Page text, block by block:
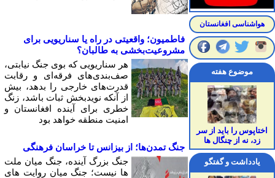
هواشناسی افغانستان
موضوع هفته
اختاپوس را باید از سر
زد، نه از چنگال ها
یادداشت و گفتگو
فاطمیون؛ واقعیتی در راه یا سناریویی برای
مشروعیت‌بخشی به طالبان؟
هر سناریویی که بوی جنگ نیابتی،
صف‌بندی‌های فرقه‌ای و رقابت
قدرت‌های خارجی را بدهد، بیش
از آنکه نویدبخش ثبات باشد، زنگ
خطری برای آینده افغانستان و
امنیت منطقه خواهد بود
جنگ تمدن‌ها؛ از بیزانس تا خراسان فرهنگی
جنگ بزرگ آینده، جنگ میان ملت
ها نیست؛ جنگ میان روایت های